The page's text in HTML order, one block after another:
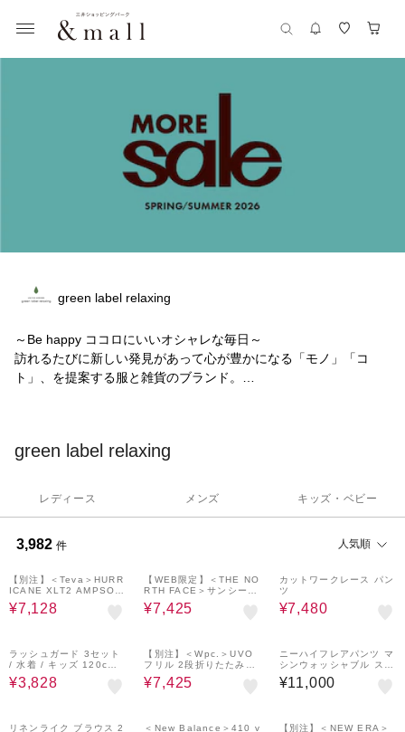
green label relaxing
～Be happy ココロにいいオシャレな毎日～
訪れるたびに新しい発見があって心が豊かになる「モノ」「コ
ト」、を提案する服と雑貨のブランド。
何かがみつかる「Be happy」をコンセプトにしたショップです。
green label relaxing
レディース メンズ キッズ・ベビー
3,982 件 人気順
【別注】＜Teva＞HURR
ICANE XLT2 AMPSOL
E サンダル
¥7,128
【WEB限定】＜THE NO
RTH FACE＞サンシール
ド キャップ
¥7,425
カットワークレース パン
ツ
¥7,480
ラッシュガード 3セット
/ 水着 / キッズ 120cm-
130cm
¥3,828
【別注】＜Wpc.＞UVO
フリル 2段折りたたみ日
傘 / アンブレラ 晴雨兼用
レイン
¥7,425
ニーハイフレアパンツ マ
シンウォッシャブル スト
レッチ 帯電防止
¥11,000
リネンライク ブラウス 2
＜New Balance＞410 v
【別注】＜NEW ERA＞